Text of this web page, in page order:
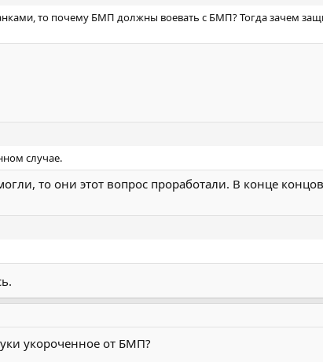
то почему БМП должны воевать с БМП? Тогда зачем
случае.
то они этот вопрос проработали. В конце
укороченное от БМП?